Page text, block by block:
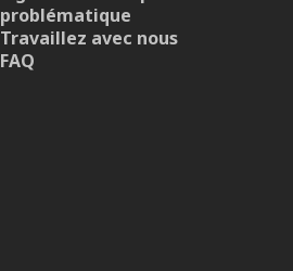
problématique
Travaillez avec nous
FAQ